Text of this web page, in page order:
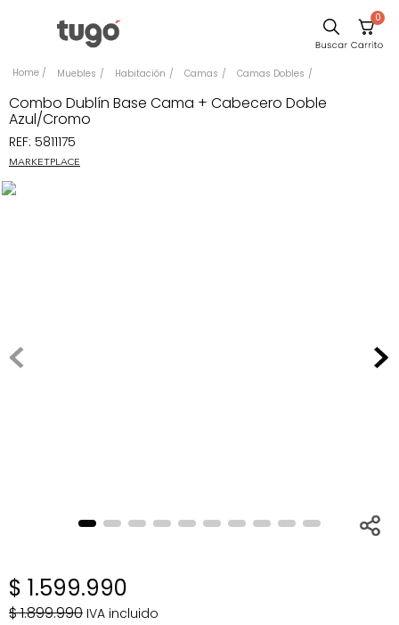
0
Muebles Habitación Camas Camas Dobles
Combo Dublín Base Cama + Cabecero Doble
Azul/Cromo
REF: 5811175
MARKETPLACE
$ 1.599.990
$1.899.990 IVA incluido
Comedor
Silla
Escritorio